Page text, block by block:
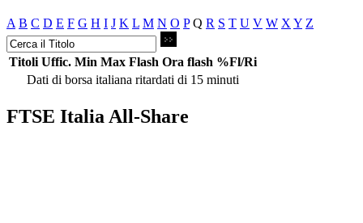
A B C D E F G H I J K L M N O P Q R S T U V W X Y Z
Titoli Uffic. Min Max Flash Ora flash %Fl/Ri
Dati di borsa italiana ritardati di 15 minuti
FTSE Italia All-Share